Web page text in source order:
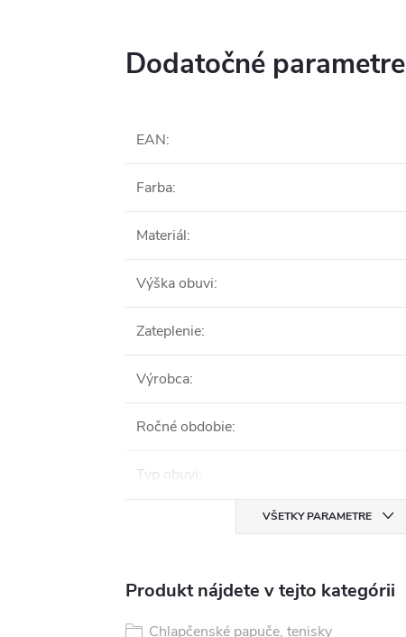
Dodatočné parametre
EAN:
Farba:
Materiál:
Výška obuvi:
Zateplenie:
Výrobca:
Ročné obdobie:
Typ obuvi:
VŠETKY PARAMETRE
Produkt nájdete v tejto kategórii
Chlapčenské papuče, tenisky